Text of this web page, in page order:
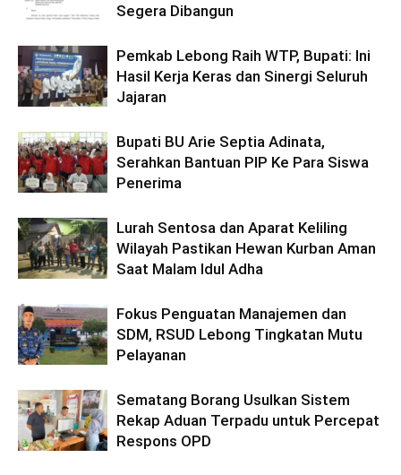
Segera Dibangun
Pemkab Lebong Raih WTP, Bupati: Ini
Hasil Kerja Keras dan Sinergi Seluruh
Jajaran
Bupati BU Arie Septia Adinata,
Serahkan Bantuan PIP Ke Para Siswa
Penerima
Lurah Sentosa dan Aparat Keliling
Wilayah Pastikan Hewan Kurban Aman
Saat Malam Idul Adha
Fokus Penguatan Manajemen dan
SDM, RSUD Lebong Tingkatan Mutu
Pelayanan
Sematang Borang Usulkan Sistem
Rekap Aduan Terpadu untuk Percepat
Respons OPD